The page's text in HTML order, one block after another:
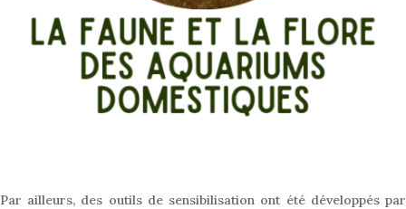
Par ailleurs, des outils de sensibilisation ont été développés par